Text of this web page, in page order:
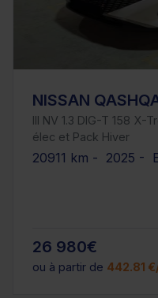
NISSAN
III NV 1.3 DIG-T 158 X-
élec et Pack Hiver
20911 km - 2025 -
26 980€
ou à partir de 442.81